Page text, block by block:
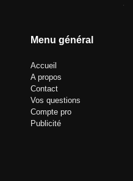
Menu général
Accueil
A propos
Contact
Vos questions
Compte pro
Publicité